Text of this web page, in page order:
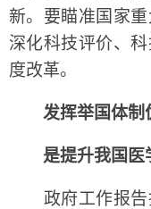
新。要瞄准国家
深化科技评价、
度改革。
发挥举国体制
是提升我国医
政府工作报告